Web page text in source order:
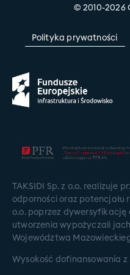
© 2010-2026
Polityka prywatności
TAKSIDI Sp. z o.o. realizuje
odporności oraz potencjału
o.o. poprzez dywersyfikację
utworzenia wypożyczali
Województwa
Wysokość dofinansowania z